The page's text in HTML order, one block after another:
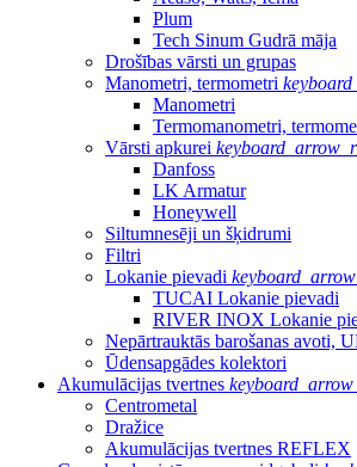
Plum
Tech Sinum Gudrā māja
Drošības vārsti un grupas
Manometri, termometri
Manometri
Termomanometri,
Vārsti apkurei
Danfoss
LK Armatur
Honeywell
Siltumnesēji un šķidrumi
Filtri
Lokanie pievadi
TUCAI Lokanie pievadi
RIVER INOX Lokanie
Nepārtrauktās barošanas avoti,
Ūdensapgādes kolektori
Akumulācijas tvertnes
Centrometal
Dražice
Akumulācijas tvertnes REFLEX